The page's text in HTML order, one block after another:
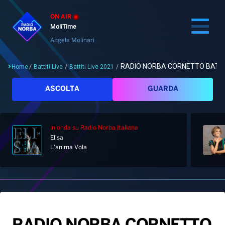
ON AIR
MoliTime
Angela Molinari
Cerca
Home
Palinsesto
Notizie
Home/ Battiti Live / Battiti Live 2021 / RADIO NORBA CORNETTO
ASCOLTA GUARDA
In onda su Radio Norba Italiana
Elisa
L'anima Vola